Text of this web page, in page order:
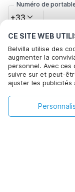
CE SITE WEB
Belvilla utilise des
augmenter la
personnel. Avec ces
suivre sur et peut-
ajuster les
Accepter, vous
être trouvées dans
Numéro de
+33
Votre adresse e-
Cliquez ici pour
€181
+